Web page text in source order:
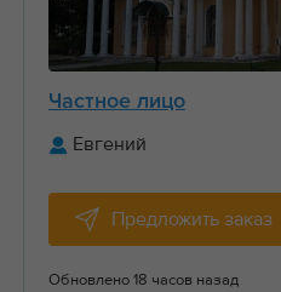
Частное лицо
Евгений
Предложить заказ
Обновлено 18 часов назад